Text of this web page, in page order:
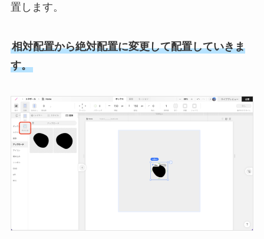
置します。
相対配置から絶対配置に変更して配置していきま
す。